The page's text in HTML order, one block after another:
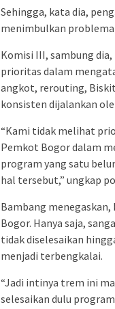
Sehingga, kata dia,
menimbulkan
Komisi III, sambung
prioritas dalam
angkot, rerouting,
konsisten dijalankan
“Kami tidak melihat
Pemkot Bogor dalam
program yang satu
hal tersebut,” ungkap
Bambang
Bogor. Hanya saja,
tidak diselesaikan
menjadi terbengkalai.
“Jadi intinya trem ini
selesaikan dulu